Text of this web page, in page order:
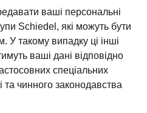
ваші персональні
Schiedel, які можуть бути
У такому випадку ці інші
ваші дані відповідно
спеціальних
та чинного законодавства